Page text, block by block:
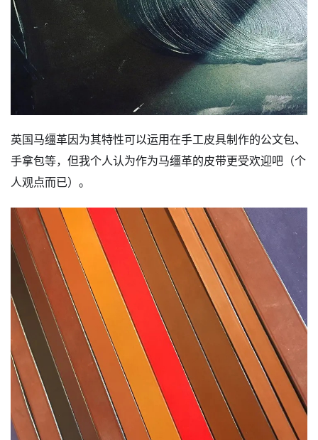
英国马缰革因为其特性可以运用在手工皮具制作的公文包、
手拿包等，但我个人认为作为马缰革的皮带更受欢迎吧（个
人观点而已）。